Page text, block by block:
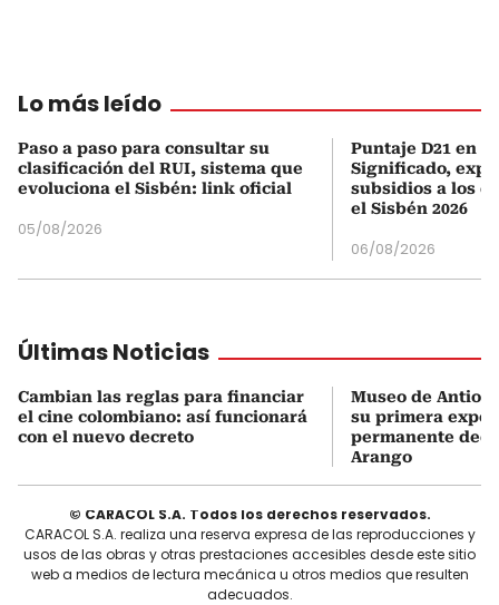
Lo más leído
Paso a paso para consultar su
clasificación del RUI, sistema que
evoluciona el Sisbén: link oficial
05/08/2026
Puntaje D21 en
Significado,
subsidios a los
el Sisbén 2026
06/08/2026
Últimas Noticias
Cambian las reglas para financiar
el cine colombiano: así funcionará
con el nuevo decreto
Museo de
su primera
permanente
Arango
© CARACOL S.A. Todos los derechos reservados.
CARACOL S.A. realiza una reserva expresa de las reproducciones y
usos de las obras y otras prestaciones accesibles desde este sitio
web a medios de lectura mecánica u otros medios que resulten
adecuados.